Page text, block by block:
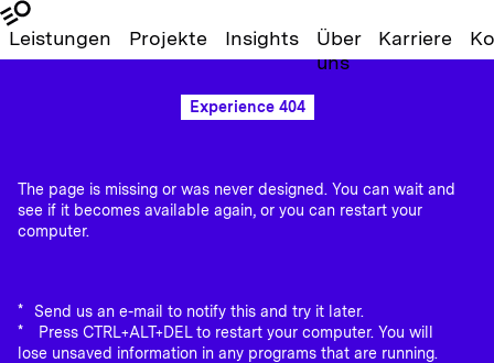
Leistungen Projekte Insights
Über
uns
Karriere
Experience 404
The page is missing or was never designed. You can wait and
see if it becomes available again, or you can restart your
computer.
Send us an e-mail to notify this and try it later.
Press CTRL+ALT+DEL to restart your computer. You will
lose unsaved information in any programs that are running.